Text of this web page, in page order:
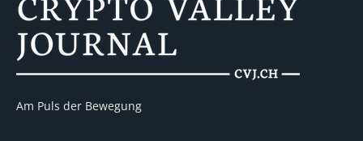
Am Puls der Bewegung